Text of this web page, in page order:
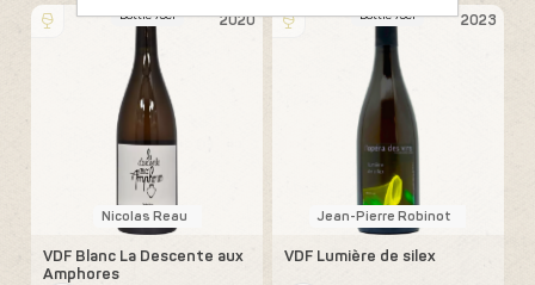
2020
Bottle 75cl
Nicolas Reau
VDF Blanc La Descente aux
Amphores
2023
Bottle 75cl
Jean-Pierre Robinot
VDF Lumière de silex